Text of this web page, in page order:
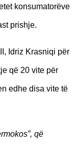
konsumatorëve
prishje.
Idriz Krasniqi për
që 20 vite për
edhe disa vite të
që